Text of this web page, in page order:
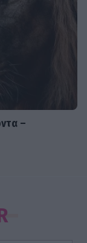
–